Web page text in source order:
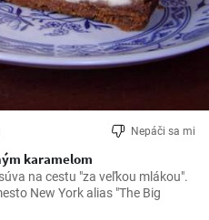
Nepáči sa mi
karamelom
na cestu "za veľkou mlákou".
New York alias "The Big